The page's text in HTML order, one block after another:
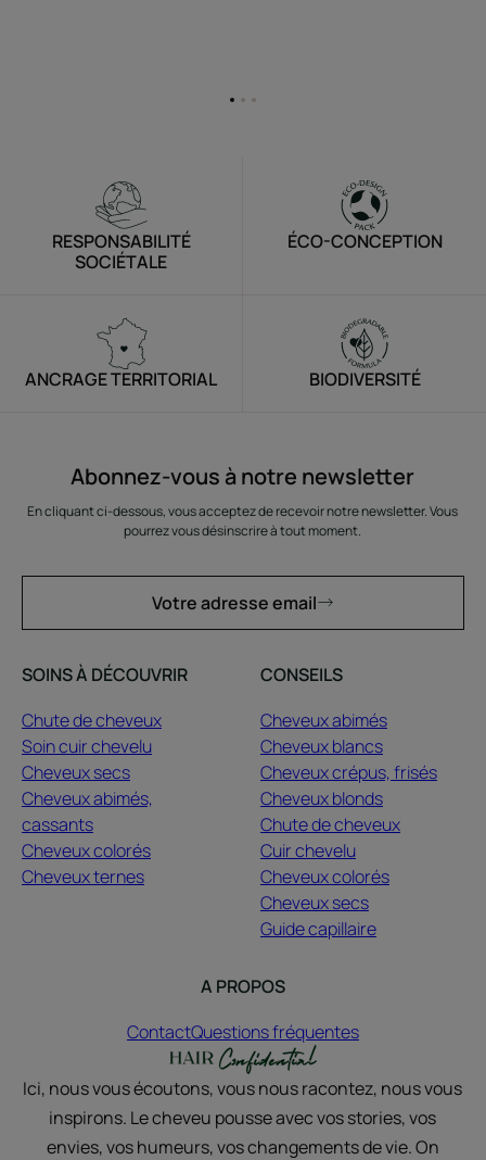
AllerAllerAller
RESPONSABILITÉ
SOCIÉTALE
ÉCO-CONCEPTION
ANCRAGE TERRITORIAL BIODIVERSITÉ
Abonnez-vous à notre newsletter
En cliquant ci-dessous, vous acceptez de recevoir notre newsletter. Vous
pourrez vous désinscrire à tout moment.
Votre adresse email
SOINS À DÉCOUVRIR
Chute de cheveux
Soin cuir chevelu
Cheveux secs
Cheveux abimés,
cassants
Cheveux colorés
Cheveux ternes
CONSEILS
Cheveux abimés
Cheveux blancs
Cheveux crépus, frisés
Cheveux blonds
Chute de cheveux
Cuir chevelu
Cheveux colorés
Cheveux secs
Guide capillaire
A PROPOS
ContactQuestions fréquentes
Ici, nous vous écoutons, vous nous racontez, nous vous
inspirons. Le cheveu pousse avec vos stories, vos
envies, vos humeurs, vos changements de vie. On